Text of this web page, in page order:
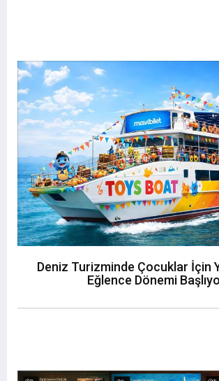
Deniz Turizminde Çocuklar İçin
Eğlence Dönemi